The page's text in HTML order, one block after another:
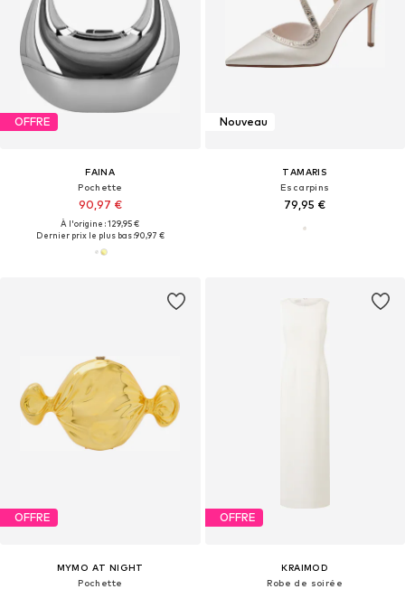
OFFRE
FAINA
Pochette
90,97 €
À l'origine : 129,95 €
Dernier prix le plus bas :90,97 €
Nouveau
TAMARIS
Escarpins
79,95 €
OFFRE
MYMO AT NIGHT
Pochette
OFFRE
KRAIMOD
Robe de soirée